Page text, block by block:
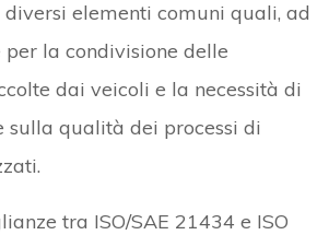
elementi comuni quali, ad
per la condivisione delle
dai veicoli e la necessità di
sulla qualità dei processi di
tra ISO/SAE 21434 e ISO